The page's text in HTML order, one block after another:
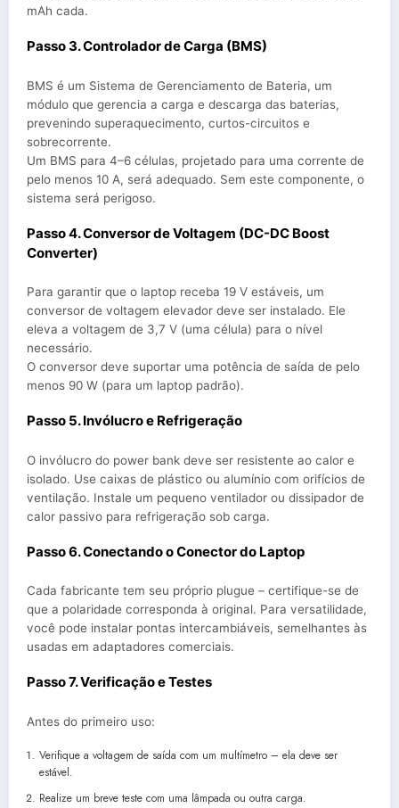
mAh cada.
Passo 3. Controlador de Carga (BMS)
BMS é um Sistema de Gerenciamento de Bateria, um
módulo que gerencia a carga e descarga das baterias,
prevenindo superaquecimento, curtos-circuitos e
sobrecorrente.
Um BMS para 4–6 células, projetado para uma corrente de
pelo menos 10 A, será adequado. Sem este componente, o
sistema será perigoso.
Passo 4. Conversor de Voltagem (DC-DC Boost
Converter)
Para garantir que o laptop receba 19 V estáveis, um
conversor de voltagem elevador deve ser instalado. Ele
eleva a voltagem de 3,7 V (uma célula) para o nível
necessário.
O conversor deve suportar uma potência de saída de pelo
menos 90 W (para um laptop padrão).
Passo 5. Invólucro e Refrigeração
O invólucro do power bank deve ser resistente ao calor e
isolado. Use caixas de plástico ou alumínio com orifícios de
ventilação. Instale um pequeno ventilador ou dissipador de
calor passivo para refrigeração sob carga.
Passo 6. Conectando o Conector do Laptop
Cada fabricante tem seu próprio plugue – certifique-se de
que a polaridade corresponda à original. Para versatilidade,
você pode instalar pontas intercambiáveis, semelhantes às
usadas em adaptadores comerciais.
Passo 7. Verificação e Testes
Antes do primeiro uso:
Verifique a voltagem de saída com um multímetro – ela deve ser
estável.
Realize um breve teste com uma lâmpada ou outra carga.